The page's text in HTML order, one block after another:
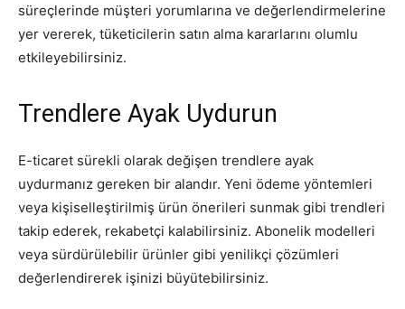
süreçlerinde müşteri yorumlarına ve değerlendirmelerine
yer vererek, tüketicilerin satın alma kararlarını olumlu
etkileyebilirsiniz.
Trendlere Ayak Uydurun
E-ticaret sürekli olarak değişen trendlere ayak
uydurmanız gereken bir alandır. Yeni ödeme yöntemleri
veya kişiselleştirilmiş ürün önerileri sunmak gibi trendleri
takip ederek, rekabetçi kalabilirsiniz. Abonelik modelleri
veya sürdürülebilir ürünler gibi yenilikçi çözümleri
değerlendirerek işinizi büyütebilirsiniz.